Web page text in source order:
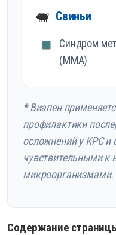
🐖 Свиньи
Синдром
(ММА)
* Виапен
профилактики
осложнений у КРС и
чувствительными к
микроорганизмами.
Содержание